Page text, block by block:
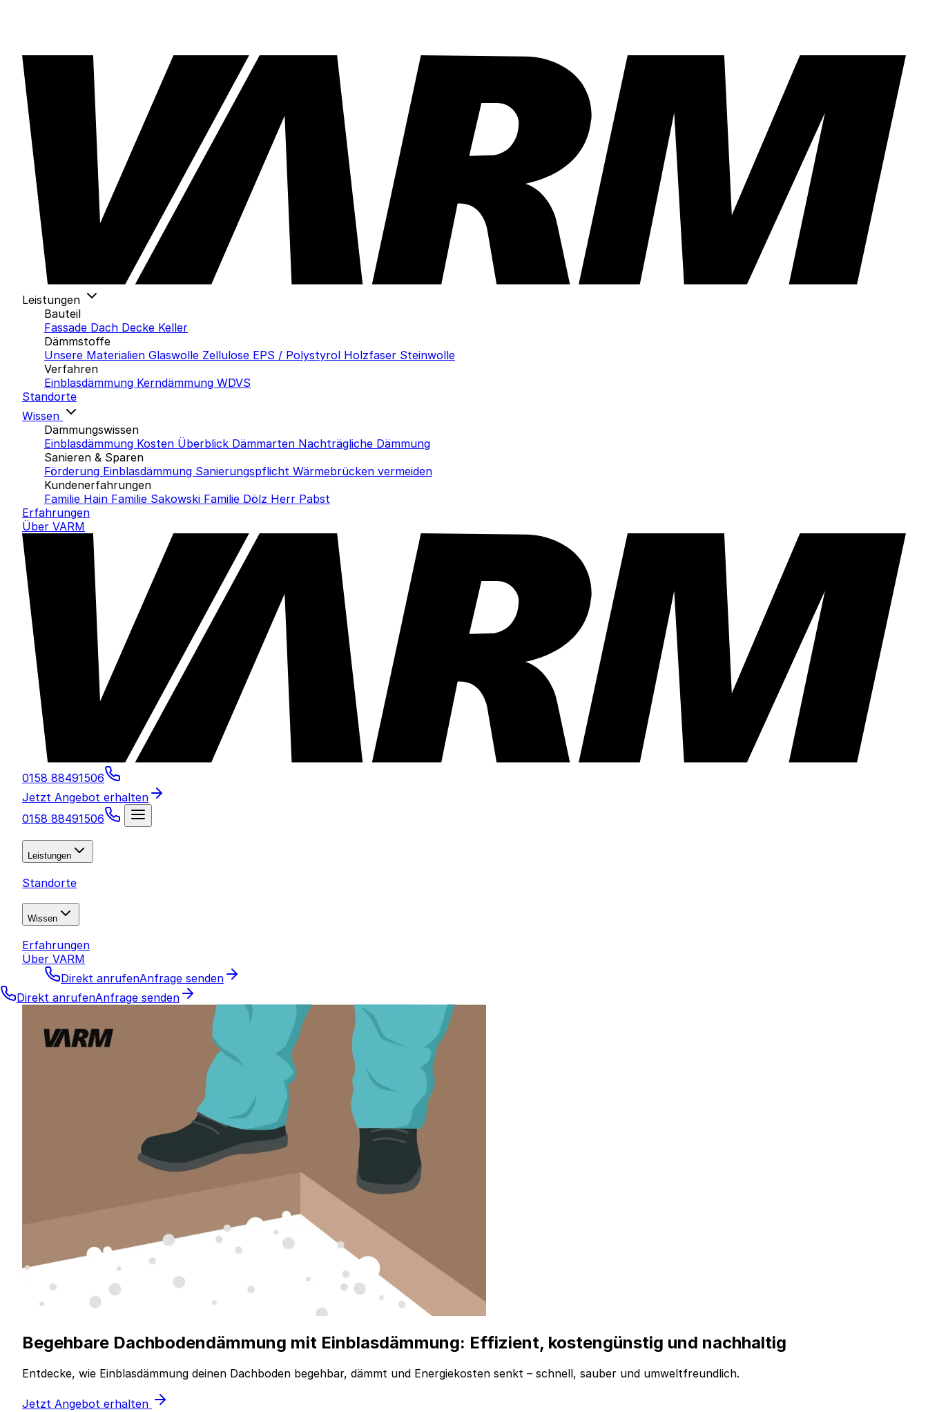
Leistungen
Bauteil
Fassade Dach Decke Keller
Dämmstoffe
Unsere Materialien Glaswolle Zellulose EPS / Polystyrol Holzfaser Steinwolle
Verfahren
Einblasdämmung Kerndämmung WDVS
Standorte
Wissen
Dämmungswissen
Einblasdämmung Kosten Überblick Dämmarten Nachträgliche Dämmung
Sanieren & Sparen
Förderung Einblasdämmung Sanierungspflicht Wärmebrücken vermeiden
Kundenerfahrungen
Familie Hain Familie Sakowski Familie Dölz Herr Pabst
Erfahrungen
Über VARM
0158 88491506
Jetzt Angebot erhalten
0158 88491506
Leistungen
Standorte
Wissen
Erfahrungen
Über VARM
Direkt anrufenAnfrage senden
Direkt anrufenAnfrage senden
Begehbare Dachbodendämmung mit Einblasdämmung: Effizient, kostengünstig und nachhaltig
Entdecke, wie Einblasdämmung deinen Dachboden begehbar, dämmt und Energiekosten senkt – schnell, sauber und umweltfreundlich.
Jetzt Angebot erhalten